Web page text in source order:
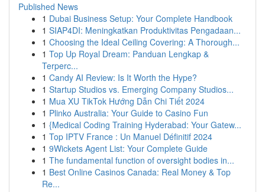
Published News
1 Dubai Business Setup: Your Complete Handbook
1 SIAP4DI: Meningkatkan Produktivitas Pengadaan...
1 Choosing the Ideal Ceiling Covering: A Thorough...
1 Top Up Royal Dream: Panduan Lengkap &
Terperc...
1 Candy AI Review: Is It Worth the Hype?
1 Startup Studios vs. Emerging Company Studios...
1 Mua XU TikTok Hướng Dẫn Chi Tiết 2024
1 Plinko Australia: Your Guide to Casino Fun
1 {Medical Coding Training Hyderabad: Your Gatew...
1 Top IPTV France : Un Manuel Définitif 2024
1 9Wickets Agent List: Your Complete Guide
1 The fundamental function of oversight bodies in...
1 Best Online Casinos Canada: Real Money & Top
Re...